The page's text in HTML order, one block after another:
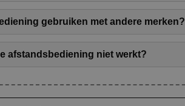
gebruiken met andere merken?
afstandsbediening niet werkt?